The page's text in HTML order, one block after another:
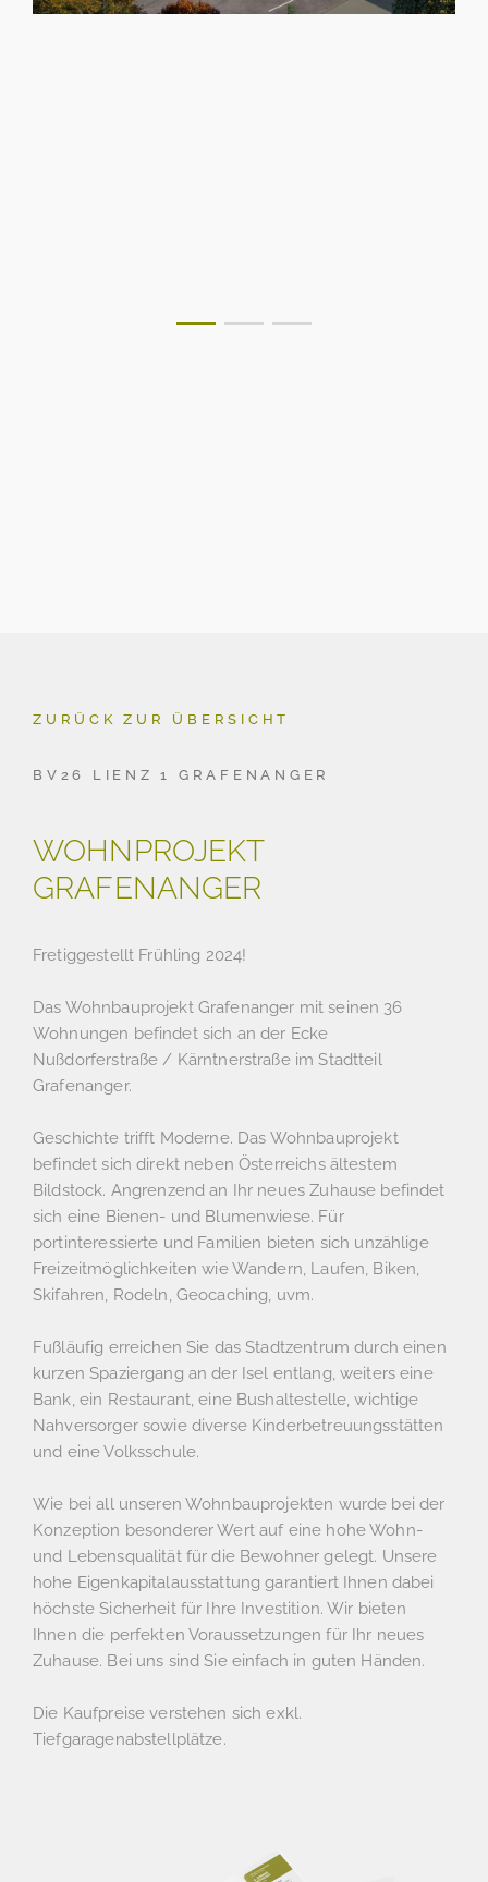
BV26 LIENZ 1 GRAFENANGER
ZURÜCK ZUR ÜBERSICHT
WOHNPROJEKT
GRAFENANGER
Fretiggestellt Frühling 2024!
Das Wohnbauprojekt Grafenanger mit seinen 36
Wohnungen befindet sich an der Ecke
Nußdorferstraße / Kärntnerstraße im Stadtteil
Grafenanger.
Geschichte trifft Moderne. Das Wohnbauprojekt
befindet sich direkt neben Österreichs ältestem
Bildstock. Angrenzend an Ihr neues Zuhause befindet
sich eine Bienen- und Blumenwiese. Für
portinteressierte und Familien bieten sich unzählige
Freizeitmöglichkeiten wie Wandern, Laufen, Biken,
Skifahren, Rodeln, Geocaching, uvm.
Fußläufig erreichen Sie das Stadtzentrum durch einen
kurzen Spaziergang an der Isel entlang, weiters eine
Bank, ein Restaurant, eine Bushaltestelle, wichtige
Nahversorger sowie diverse Kinderbetreuungsstätten
und eine Volksschule.
Wie bei all unseren Wohnbauprojekten wurde bei der
Konzeption besonderer Wert auf eine hohe Wohn-
und Lebensqualität für die Bewohner gelegt. Unsere
hohe Eigenkapitalausstattung garantiert Ihnen dabei
höchste Sicherheit für Ihre Investition. Wir bieten
Ihnen die perfekten Voraussetzungen für Ihr neues
Zuhause. Bei uns sind Sie einfach in guten Händen.
Die Kaufpreise verstehen sich exkl.
Tiefgaragenabstellplätze.